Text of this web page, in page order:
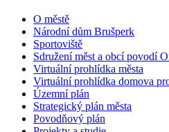
O městě
Národní dům Brušperk
Sportoviště
Sdružení měst a obcí povodí
Virtuální prohlídka města
Virtuální prohlídka domova
Územní plán
Strategický plán města
Povodňový plán